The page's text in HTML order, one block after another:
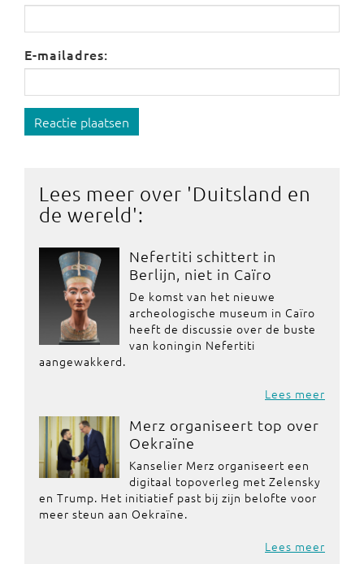
E-mailadres:
Reactie plaatsen
Lees meer over 'Duitsland en
de wereld':
Nefertiti schittert in
Berlijn, niet in Caïro
De komst van het nieuwe
archeologische museum in Caïro
heeft de discussie over de buste
van koningin Nefertiti
aangewakkerd.
Lees meer
Merz organiseert top over
Oekraïne
Kanselier Merz organiseert een
digitaal topoverleg met Zelensky
en Trump. Het initiatief past bij zijn belofte voor
meer steun aan Oekraïne.
Lees meer